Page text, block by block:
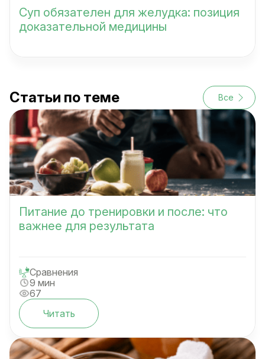
Суп обязателен для желудка: позиция
доказательной медицины
Статьи по теме Все
Питание до тренировки и после: что
важнее для результата
Сравнения
9 мин
67
Читать